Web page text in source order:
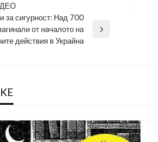
за сигурност: Над 700
от началото на
действия в Украйна